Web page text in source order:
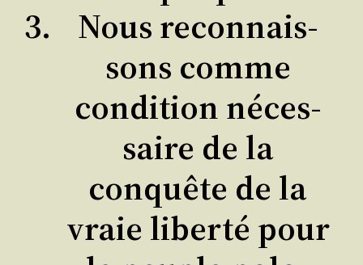
Nous recon­nais­
sons comme
condi­tion néces­
saire de la
conquête de la
vraie liber­té pour